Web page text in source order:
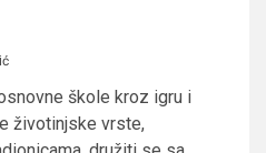
škole kroz igru i
životinjske vrste,